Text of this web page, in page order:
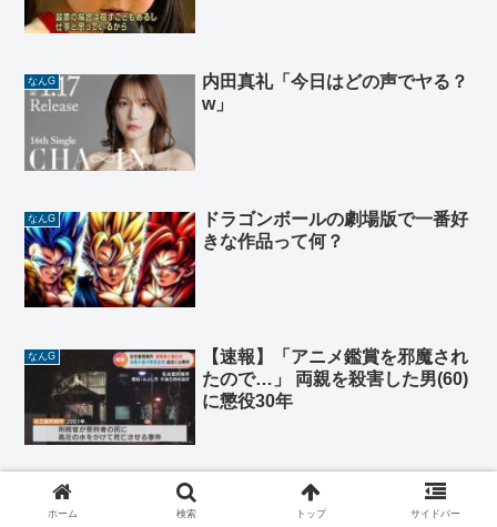
なんG
内田真礼「今日はどの声でヤる？
w」
なんG
ドラゴンボールの劇場版で一番好
きな作品って何？
なんG
【速報】「アニメ鑑賞を邪魔され
たので…」 両親を殺害した男(60)
に懲役30年
なんG
影の実力者になりたくて！ よう
こそ実力至上主義の教室へ 俺だ
ホーム 検索 トップ サイドバー